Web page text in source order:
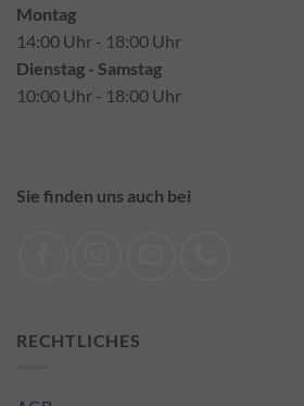
Montag
14:00 Uhr - 18:00 Uhr
Dienstag - Samstag
10:00 Uhr - 18:00 Uhr
Sie finden uns auch bei
RECHTLICHES